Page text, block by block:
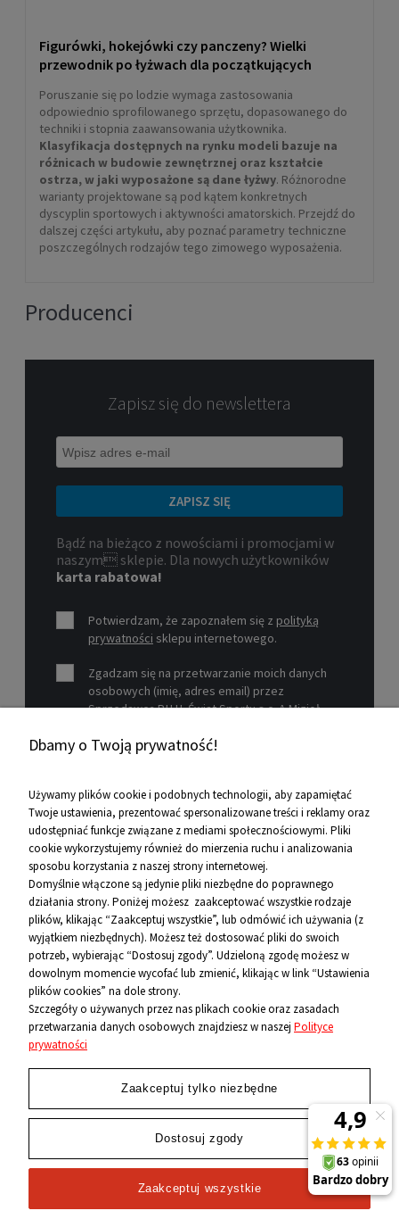
Figurówki, hokejówki czy panczeny? Wielki
przewodnik po łyżwach dla początkujących
Poruszanie się po lodzie wymaga zastosowania
odpowiednio sprofilowanego sprzętu, dopasowanego do
techniki i stopnia zaawansowania użytkownika.
Klasyfikacja dostępnych na rynku modeli bazuje na
różnicach w budowie zewnętrznej oraz kształcie
ostrza, w jaki wyposażone są dane łyżwy. Różnorodne
warianty projektowane są pod kątem konkretnych
dyscyplin sportowych i aktywności amatorskich. Przejdź do
dalszej części artykułu, aby poznać parametry techniczne
poszczególnych rodzajów tego zimowego wyposażenia.
Producenci
Zapisz się do newslettera
ZAPISZ SIĘ
Bądź na bieżąco z nowościami i promocjami w
naszym sklepie. Dla nowych użytkowników
karta rabatowa!
Potwierdzam, że zapoznałem się z polityką
prywatności sklepu internetowego.
Zgadzam się na przetwarzanie moich danych
osobowych (imię, adres email) przez
Sprzedawcę P.H.U. Świat Sportu s.c. A.Mizioł,
19-26-977 w celu marketingowym.
Pomoc
Informacje
O firmie
Kontakt
12 656 10 26
881 500 460
ul. Rejtana 12, 30-510 Kraków
Dbamy o Twoją prywatność!
Używamy plików cookie i podobnych technologii, aby zapamiętać
Twoje ustawienia, prezentować spersonalizowane treści i reklamy oraz
udostępniać funkcje związane z mediami społecznościowymi. Pliki
cookie wykorzystujemy również do mierzenia ruchu i analizowania
sposobu korzystania z naszej strony internetowej.
Domyślnie włączone są jedynie pliki niezbędne do poprawnego
działania strony. Poniżej możesz zaakceptować wszystkie rodzaje
plików, klikając “Zaakceptuj wszystkie”, lub odmówić ich używania (z
wyjątkiem niezbędnych). Możesz też dostosować pliki do swoich
potrzeb, wybierając “Dostosuj zgody”. Udzieloną zgodę możesz w
dowolnym momencie wycofać lub zmienić, klikając w link “Ustawienia
plików cookies” na dole strony.
Szczegóły o używanych przez nas plikach cookie oraz zasadach
przetwarzania danych osobowych znajdziesz w naszej Polityce
prywatności
Zaakceptuj tylko niezbędne
Dostosuj zgody
Zaakceptuj wszystkie